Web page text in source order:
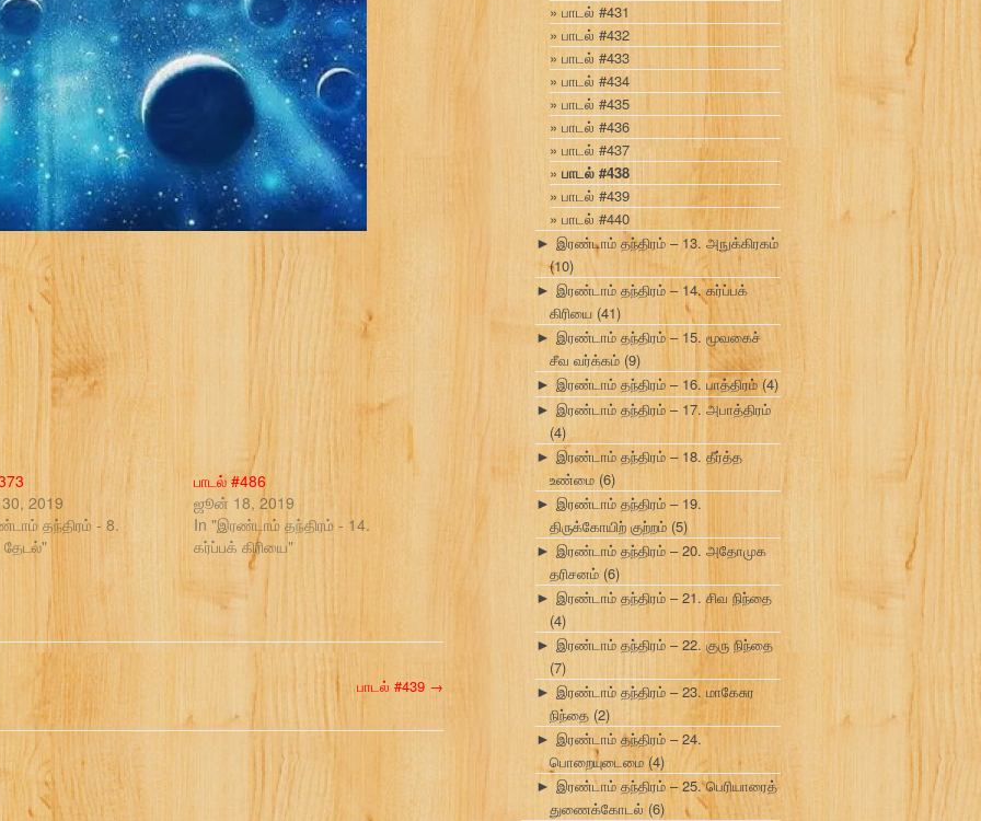
2019
தந்திரம் - 8.
தேடல்"
பாடல் #486
ஜூன் 18, 2019
In "இரண்டாம் தந்திரம் - 14.
கர்ப்பக் கிரியை"
பாடல் #439 →
பாடல் #431
பாடல் #432
பாடல் #433
பாடல் #434
பாடல் #435
பாடல் #436
பாடல் #437
பாடல் #438
பாடல் #439
பாடல் #440
► இரண்டாம் தந்திரம் – 13. அநுக்கிரகம்
(10)
► இரண்டாம் தந்திரம் – 14. கர்ப்பக்
கிரியை (41)
► இரண்டாம் தந்திரம் – 15. மூவகைச்
சீவ வர்க்கம் (9)
► இரண்டாம் தந்திரம் – 16. பாத்திரம் (4)
► இரண்டாம் தந்திரம் – 17. அபாத்திரம்
(4)
► இரண்டாம் தந்திரம் – 18. தீர்த்த
உண்மை (6)
► இரண்டாம் தந்திரம் – 19.
திருக்கோயிற் குற்றம் (5)
► இரண்டாம் தந்திரம் – 20. அதோமுக
தரிசனம் (6)
► இரண்டாம் தந்திரம் – 21. சிவ நிந்தை
(4)
► இரண்டாம் தந்திரம் – 22. குரு நிந்தை
(7)
► இரண்டாம் தந்திரம் – 23. மாகேசுர
நிந்தை (2)
► இரண்டாம் தந்திரம் – 24.
பொறையுடைமை (4)
► இரண்டாம் தந்திரம் – 25. பெரியாரைத்
துணைக்கோடல் (6)